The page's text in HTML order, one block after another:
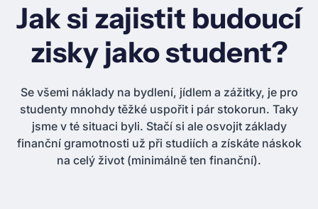
Jak si zajistit budoucí
zisky jako student?
Se všemi náklady na bydlení, jídlem a zážitky, je pro
studenty mnohdy těžké uspořit i pár stokorun. Taky
jsme v té situaci byli. Stačí si ale osvojit základy
finanční gramotnosti už při studiích a získáte náskok
na celý život (minimálně ten finanční).